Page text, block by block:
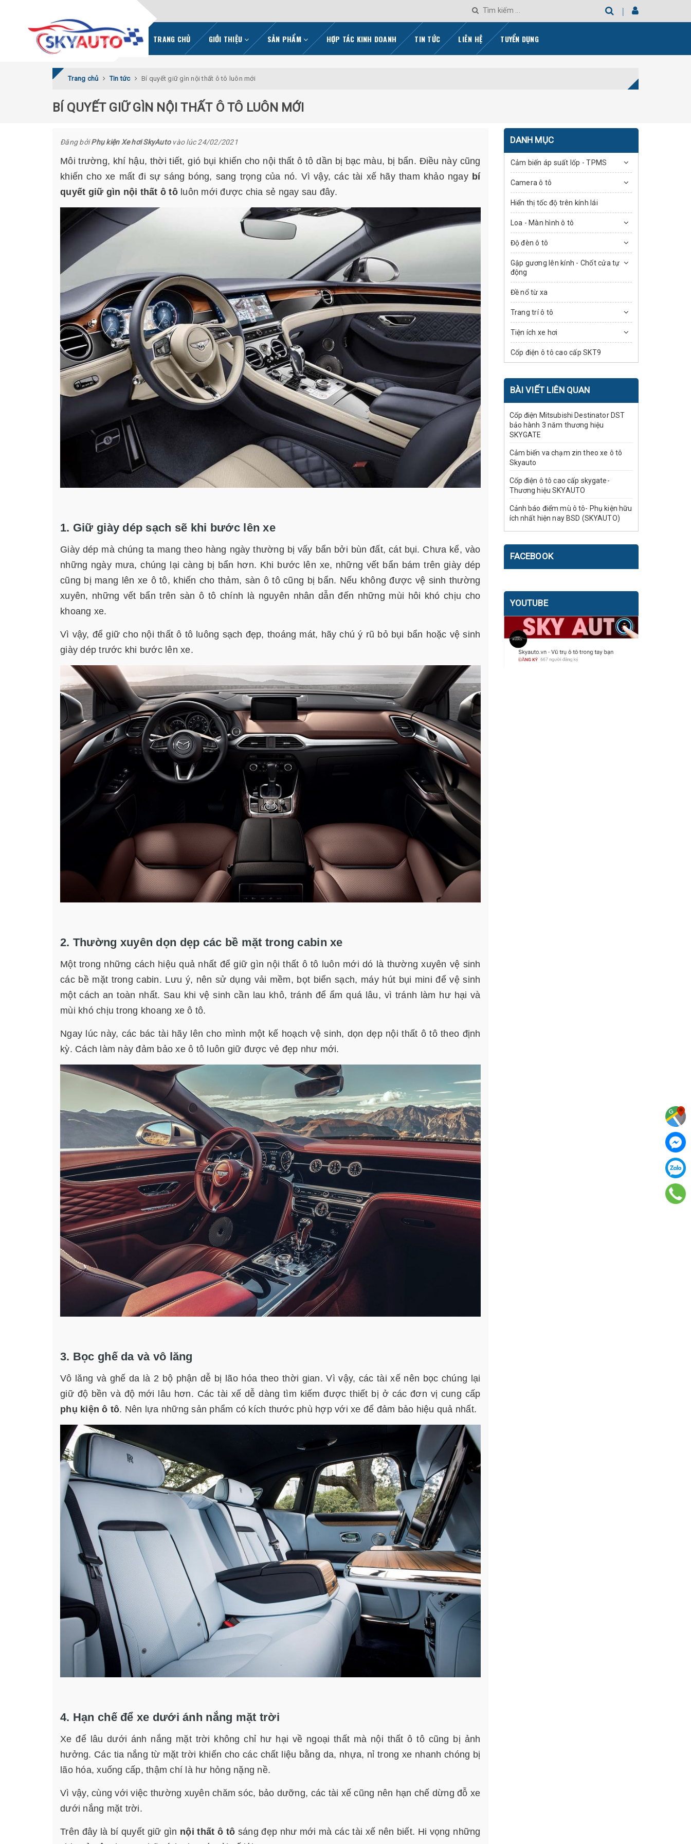
TRANG CHỦ GIỚI THIỆU SẢN PHẨM HỢP TÁC KINH DOANH TIN TỨC LIÊN HỆ TUYỂN DỤNG
Trang chủ Tin tức Bí quyết giữ gìn nội thất ô tô luôn mới
BÍ QUYẾT GIỮ GÌN NỘI THẤT Ô TÔ LUÔN MỚI
Đăng bởiPhụ kiện Xe hơi SkyAutovào lúc 24/02/2021
Môi trường, khí hậu, thời tiết, gió bụi khiến cho nội thất ô tô dần bị bạc màu, bị bẩn. Điều này cũng
khiến cho xe mất đi sự sáng bóng, sang trọng của nó. Vì vậy, các tài xế hãy tham khảo ngay bí
quyết giữ gìn nội thất ô tôluôn mới được chia sẻ ngay sau đây.
1. Giữ giày dép sạch sẽ khi bước lên xe
Giày dép mà chúng ta mang theo hàng ngày thường bị vấy bẩn bởi bùn đất, cát bụi. Chưa kể, vào
những ngày mưa, chúng lại càng bị bẩn hơn. Khi bước lên xe, những vết bẩn bám trên giày dép
cũng bị mang lên xe ô tô, khiến cho thảm, sàn ô tô cũng bị bẩn. Nếu không được vệ sinh thường
xuyên, những vết bẩn trên sàn ô tô chính là nguyên nhân dẫn đến những mùi hôi khó chịu cho
khoang xe.
Vì vậy, để giữ cho nội thất ô tô luông sạch đẹp, thoáng mát, hãy chú ý rũ bỏ bụi bẩn hoặc vệ sinh
giày dép trước khi bước lên xe.
2. Thường xuyên dọn dẹp các bề mặt trong cabin xe
Một trong những cách hiệu quả nhất để giữ gìn nội thất ô tô luôn mới dó là thường xuyên vệ sinh
các bề mặt trong cabin. Lưu ý, nên sử dụng vải mềm, bọt biển sạch, máy hút bụi mini để vệ sinh
một cách an toàn nhất. Sau khi vệ sinh cần lau khô, tránh để ẩm quá lâu, vì tránh làm hư hại và
mùi khó chịu trong khoang xe ô tô.
Ngay lúc này, các bác tài hãy lên cho mình một kế hoạch vệ sinh, dọn dẹp nội thất ô tô theo định
kỳ. Cách làm này đảm bảo xe ô tô luôn giữ được vẻ đẹp như mới.
3. Bọc ghế da và vô lăng
Vô lăng và ghế da là 2 bộ phận dễ bị lão hóa theo thời gian. Vì vậy, các tài xế nên bọc chúng lại
giữ độ bền và độ mới lâu hơn. Các tài xế dễ dàng tìm kiếm được thiết bị ở các đơn vị cung cấp
phụ kiện ô tô. Nên lựa những sản phẩm có kích thước phù hợp với xe để đảm bảo hiệu quả nhất.
4. Hạn chế để xe dưới ánh nắng mặt trời
Xe để lâu dưới ánh nắng mặt trời không chỉ hư hại về ngoại thất mà nội thất ô tô cũng bị ảnh
hưởng. Các tia nắng từ mặt trời khiến cho các chất liệu bằng da, nhựa, nỉ trong xe nhanh chóng bị
lão hóa, xuống cấp, thậm chí là hư hỏng nặng nề.
Vì vậy, cùng với việc thường xuyên chăm sóc, bảo dưỡng, các tài xế cũng nên hạn chế dừng đỗ xe
dưới nắng mặt trời.
Trên đây là bí quyết giữ gìn nội thất ô tô sáng đẹp như mới mà các tài xế nên biết. Hi vọng những
DANH MỤC
Cảm biến áp suất lốp - TPMS
Camera ô tô
Hiển thị tốc độ trên kính lái
Loa - Màn hình ô tô
Độ đèn ô tô
Gập gương lên kính - Chốt cửa tự
động
Đề nổ từ xa
Trang trí ô tô
Tiện ích xe hơi
Cốp điện ô tô cao cấp SKT9
BÀI VIẾT LIÊN QUAN
Cốp điện Mitsubishi Destinator DST
bảo hành 3 năm thương hiệu
SKYGATE
Cảm biến va chạm zin theo xe ô tô
Skyauto
Cốp điện ô tô cao cấp skygate-
Thương hiệu SKYAUTO
Cảnh báo điểm mù ô tô- Phụ kiện hữu
ích nhất hiện nay BSD (SKYAUTO)
FACEBOOK
YOUTUBE